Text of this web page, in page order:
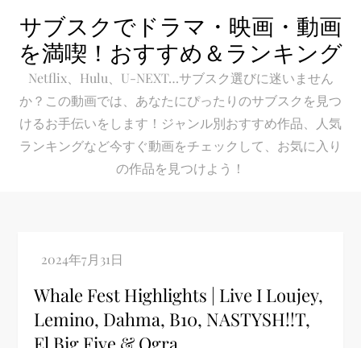
content
サブスクでドラマ・映画・動画
を満喫！おすすめ＆ランキング
Netflix、Hulu、U-NEXT…サブスク選びに迷いません
か？この動画では、あなたにぴったりのサブスクを見つ
けるお手伝いをします！ジャンル別おすすめ作品、人気
ランキングなど今すぐ動画をチェックして、お気に入り
の作品を見つけよう！
Whale Fest Highlights | Live I Loujey,
Lemino, Dahma, B10, NASTYSH!!T,
El Big Five & Ogra.